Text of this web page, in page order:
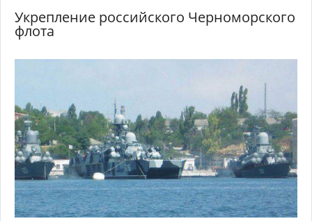
Укрепление российского Черноморского
флота